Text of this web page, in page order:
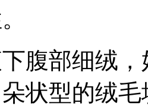
腹部细绒
状型的绒毛